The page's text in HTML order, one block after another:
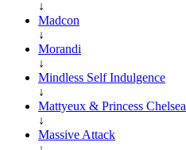
↓
Madcon
↓
Morandi
↓
Mindless Self Indulgence
↓
Mattyeux & Princess Chelsea
↓
Massive Attack